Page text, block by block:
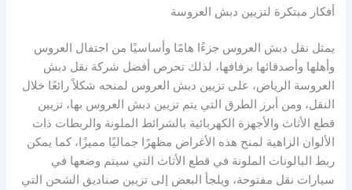
أفكار مبتكرة لتزيين دبش العروسة
يمثل نقل دبش العروس جزءًا هامًا وأساسيًا من احتفال العروس
وأهلها وأصدقائها بزفافها، لذلك تحرص أفضل شركة نقل دبش
العروسة الرياض، على تزيين دبش العروس لمنحه شكلاً رائعًا خلال
النقل، ومن أبرز الطرق التي يتم تزيين دبش العروس بها، تزيين
قطع الأثاث والأجهزة الكهربائية بالشرائط الملونة والربطات ذات
الألوان الزاهية لمنح هذه الأغراض مظهرًا جماليًا مميزًا، كما يمكن
ربط البالونات الملونة في قطع الأثاث التي سيتم وضعها في
سيارات نقل مفتوحة، ويلجأ البعض إلى تزيين صناديق الشحن التي